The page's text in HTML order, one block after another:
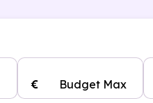
Budget Max
€